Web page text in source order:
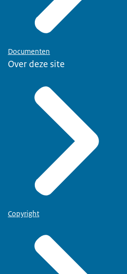
Documenten
Over deze site
Copyright